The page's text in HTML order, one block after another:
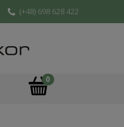
(+48) 698 628 422